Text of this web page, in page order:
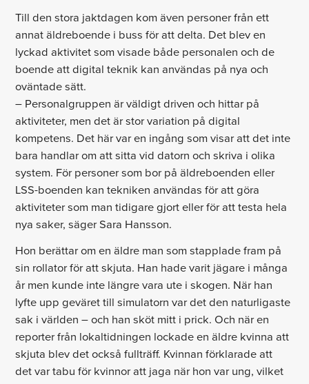
Till den stora jaktdagen kom även personer från ett
annat äldreboende i buss för att delta. Det blev en
lyckad aktivitet som visade både personalen och de
boende att digital teknik kan användas på nya och
oväntade sätt.
– Personalgruppen är väldigt driven och hittar på
aktiviteter, men det är stor variation på digital
kompetens. Det här var en ingång som visar att det inte
bara handlar om att sitta vid datorn och skriva i olika
system. För personer som bor på äldreboenden eller
LSS-boenden kan tekniken användas för att göra
aktiviteter som man tidigare gjort eller för att testa hela
nya saker, säger Sara Hansson.
Hon berättar om en äldre man som stapplade fram på
sin rollator för att skjuta. Han hade varit jägare i många
år men kunde inte längre vara ute i skogen. När han
lyfte upp geväret till simulatorn var det den naturligaste
sak i världen – och han sköt mitt i prick. Och när en
reporter från lokaltidningen lockade en äldre kvinna att
skjuta blev det också fullträff. Kvinnan förklarade att
det var tabu för kvinnor att jaga när hon var ung, vilket